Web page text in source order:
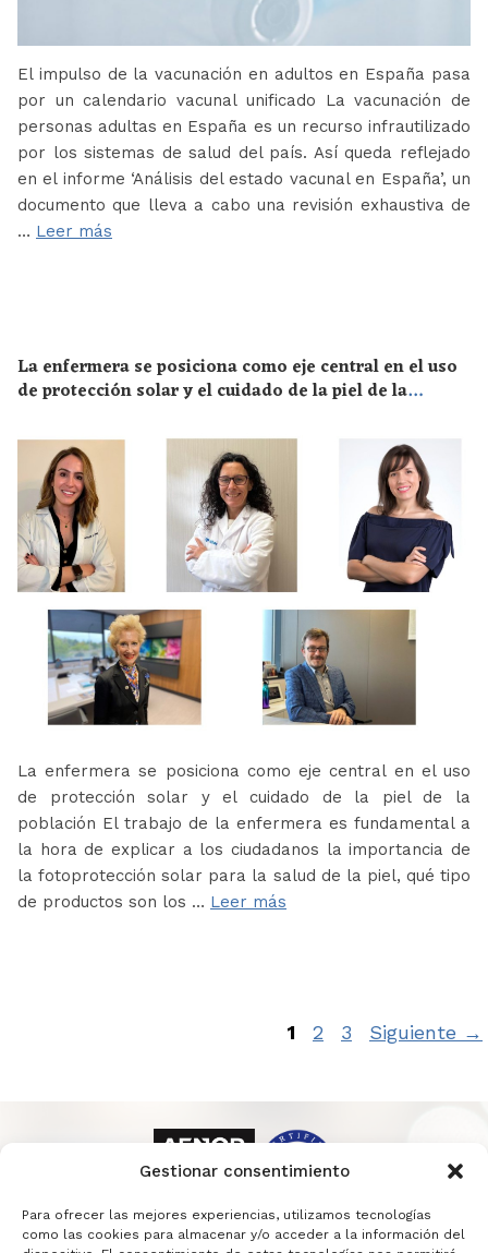
Gestionar consentimiento
Para ofrecer las mejores experiencias, utilizamos tecnologías
como las cookies para almacenar y/o acceder a la información del
El impulso de la vacunación en adultos en España pasa
por un calendario vacunal unificado La vacunación de
personas adultas en España es un recurso infrautilizado
por los sistemas de salud del país. Así queda reflejado
en el informe ‘Análisis del estado vacunal en España’, un
documento que lleva a cabo una revisión exhaustiva de
… Leer más
La enfermera se posiciona como eje central en el uso
de protección solar y el cuidado de la piel de la
La enfermera se posiciona como eje central en el uso
de protección solar y el cuidado de la piel de la
población El trabajo de la enfermera es fundamental a
la hora de explicar a los ciudadanos la importancia de
la fotoprotección solar para la salud de la piel, qué tipo
de productos son los … Leer más
Página
1 Página
2 Página
3 Siguiente →